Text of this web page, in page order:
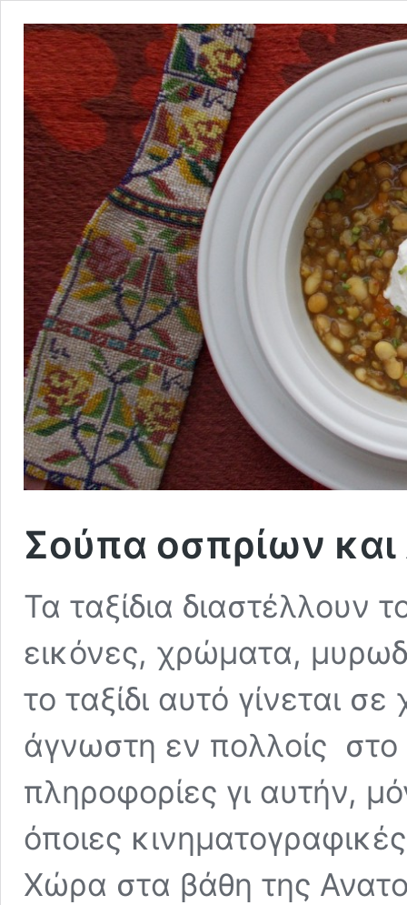
Σούπα οσπρίων
Τα ταξίδια διαστέλλουν
εικόνες, χρώματα,
το ταξίδι αυτό γίνεται
άγνωστη εν πολλοίς στο
πληροφορίες γι αυτήν,
όποιες
Χώρα στα βάθη της